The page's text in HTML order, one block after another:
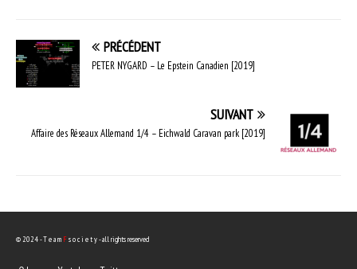
PRÉCÉDENT
PETER NYGARD – Le Epstein Canadien [2019]
SUIVANT
Affaire des Réseaux Allemand 1/4 – Eichwald Caravan park [2019]
© 2024 - T e a m Fs o c i e t y - all rights reserved